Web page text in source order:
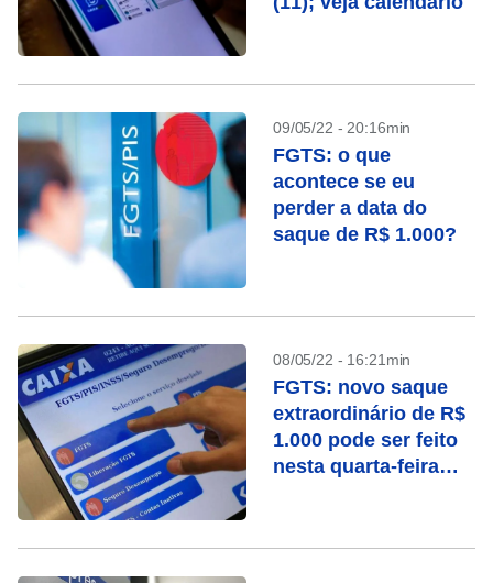
09/05/22 - 20:16min
FGTS: o que
acontece se eu
perder a data do
saque de R$ 1.000?
08/05/22 - 16:21min
FGTS: novo saque
extraordinário de R$
1.000 pode ser feito
nesta quarta-feira